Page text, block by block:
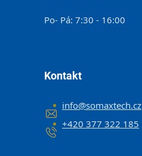
Po- Pá: 7:30 - 16:00
Kontakt
info@somaxtech.cz
+420 377 322 185